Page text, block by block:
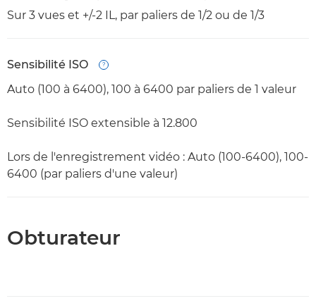
Sur 3 vues et +/-2 IL, par paliers de 1/2 ou de 1/3
Sensibilité ISO
Auto (100 à 6400), 100 à 6400 par paliers de 1 valeur
Sensibilité ISO extensible à 12.800
Lors de l'enregistrement vidéo : Auto (100-6400), 100-
6400 (par paliers d'une valeur)
Obturateur